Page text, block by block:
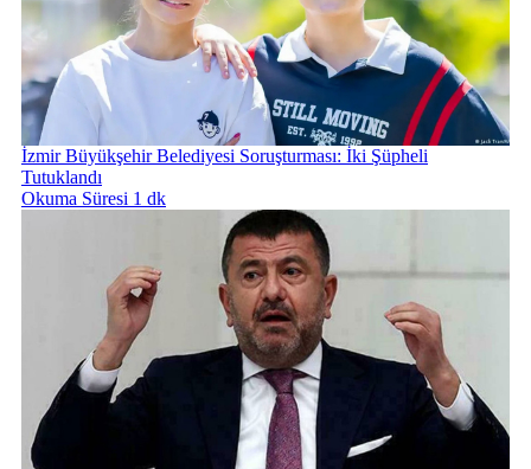
İzmir Büyükşehir Belediyesi Soruşturması: İki Şüpheli
Tutuklandı
Okuma Süresi 1 dk